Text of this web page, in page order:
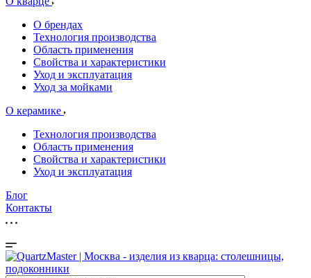
О брендах
Технология производства
Область применения
Свойства и характеристики
Уход и эксплуатация
Уход за мойками
О керамике
Технология производства
Область применения
Свойства и характеристики
Уход и эксплуатация
Блог
Контакты